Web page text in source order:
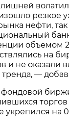
резкое
нефти,
объемом
на
и не оказали
—
торгов
укрепился на